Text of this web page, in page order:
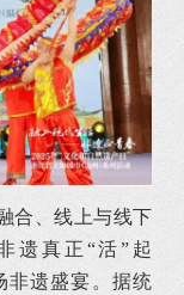
合、线上与线下
遗真正“活”起
非遗盛宴。据统